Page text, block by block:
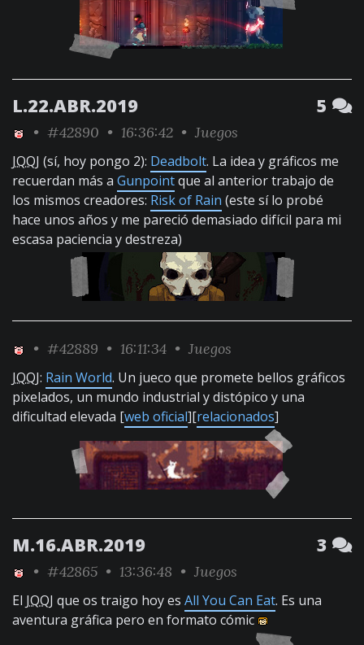
L.22.ABR.2019 5
• #42890 • 16:36:42 • Juegos
JQQJ (sí, hoy pongo 2): Deadbolt. La idea y gráficos me
recuerdan más a Gunpointque al anterior trabajo de
los mismos creadores: Risk of Rain (este sí lo probé
hace unos años y me pareció demasiado difícil para mi
escasa paciencia y destreza)
• #42889 • 16:11:34 • Juegos
JQQJ: Rain World. Un jueco que promete bellos gráficos
pixelados, un mundo industrial y distópico y una
dificultad elevada [web oficial][relacionados]
M.16.ABR.2019 3
• #42865 • 13:36:48 • Juegos
El JQQJ que os traigo hoy es All You Can Eat. Es una
aventura gráfica pero en formato cómic